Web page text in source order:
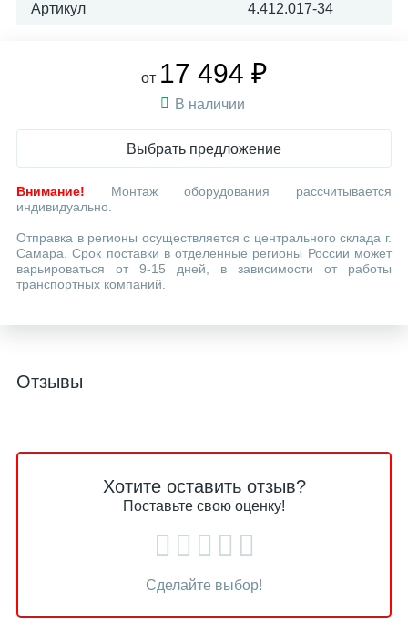
Артикул 4.412.017-34
от 17 494 ₽
В наличии
Выбрать предложение
Внимание! Монтаж оборудования рассчитывается
индивидуально.
Отправка в регионы осуществляется с центрального склада г.
Самара. Срок поставки в отделенные регионы России может
варьироваться от 9-15 дней, в зависимости от работы
транспортных компаний.
Отзывы
Хотите оставить отзыв?
Поставьте свою оценку!
Сделайте выбор!